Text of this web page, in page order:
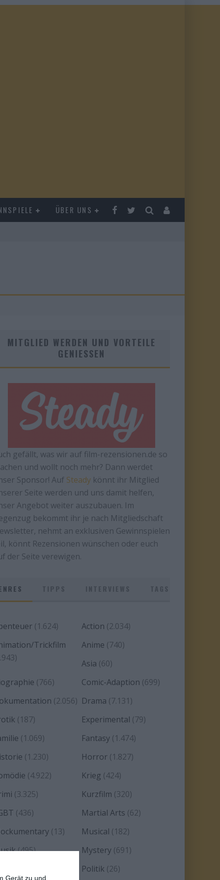
Gerät zu und
ÜBER UNS
MITGLIED WERDEN UND VORTEILE
GENIESSEN
gefällt, was wir auf film-rezensionen.de so
und wollt noch mehr? Dann werdet
Sponsor! Auf Steady könnt ihr Mitglied
Seite werden und uns damit helfen,
Angebot weiter auszubauen. Im
bekommt ihr je nach Mitgliedschaft
nehmt an exklusiven Gewinnspielen
könnt Rezensionen wünschen oder euch
der Seite verewigen.
(1.624) Action (2.034)
Trickfilm
Anime (740)
Asia (60)
(766) Comic-Adaption (699)
(2.056) Drama (7.131)
(187) Experimental (79)
(1.069) Fantasy (1.474)
(1.230) Horror (1.827)
(4.922) Krieg (424)
(3.325) Kurzfilm (320)
(436) Martial Arts (62)
(13) Musical (182)
(495) Mystery (691)
Politik (26)